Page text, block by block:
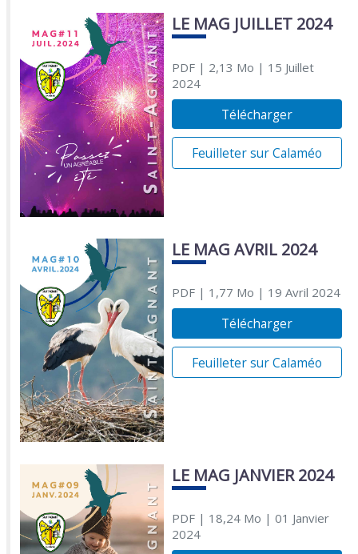
LE MAG JUILLET 2024
PDF| 2,13 Mo | 15 Juillet
2024
Télécharger
Feuilleter sur Calaméo
LE MAG AVRIL 2024
PDF| 1,77 Mo | 19 Avril 2024
Télécharger
Feuilleter sur Calaméo
LE MAG JANVIER 2024
PDF| 18,24 Mo | 01 Janvier
2024